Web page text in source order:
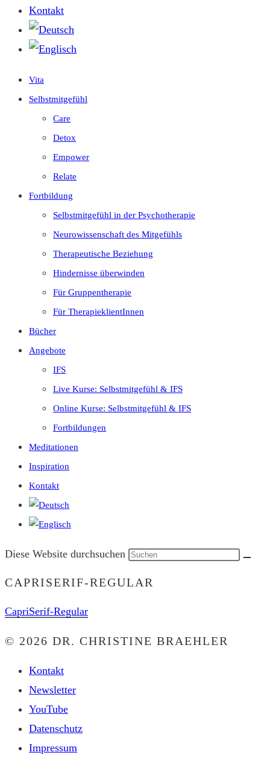
Kontakt
Vita
Selbstmitgefühl
Care
Detox
Empower
Relate
Fortbildung
Selbstmitgefühl in der Psychotherapie
Neurowissenschaft des Mitgefühls
Therapeutische Beziehung
Hindernisse überwinden
Für Gruppentherapie
Für TherapieklientInnen
Bücher
Angebote
IFS
Live Kurse: Selbstmitgefühl & IFS
Online Kurse: Selbstmitgefühl & IFS
Fortbildungen
Meditationen
Inspiration
Kontakt
Diese Website durchsuchen
CAPRISERIF-REGULAR
CapriSerif-Regular
© 2026 DR. CHRISTINE BRAEHLER
Kontakt
Newsletter
YouTube
Datenschutz
Impressum